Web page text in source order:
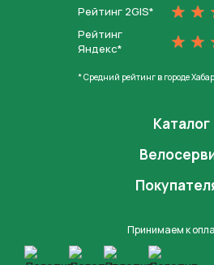
Рейтинг 2GIS*
Рейтинг
Яндекс*
* Средний рейтинг в городе
Каталог
Принимаем к